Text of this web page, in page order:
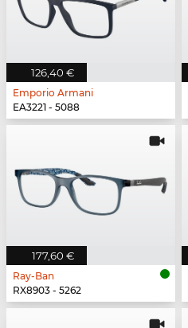
126,40 €
Emporio Armani
EA3221 - 5088
177,60 €
Ray-Ban
RX8903 - 5262